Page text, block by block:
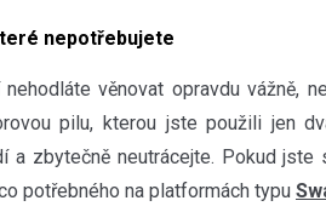
nepotřebujete
věnovat opravdu vážně,
pilu, kterou jste použili jen
a zbytečně neutrácejte. Pokud
potřebného na platformách typu